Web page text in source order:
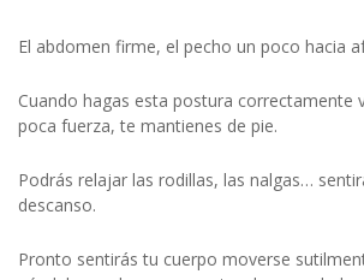
El abdomen firme, el pecho un poco hacia
Cuando hagas esta postura correctamente
poca fuerza, te mantienes de pie.
Podrás relajar las rodillas, las nalgas…
descanso.
Pronto sentirás tu cuerpo moverse